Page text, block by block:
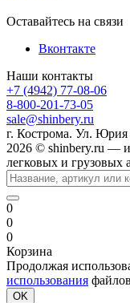
Оставайтесь на связи
Вконтакте
Наши контакты
+7 (4942) 77-08-06
8-800-201-73-05
sale@shinbery.ru
г. Кострома. Ул.
2026 © shinbery.ru —
легковых и грузовых
0
0
0
Корзина
Продолжая
использования
OK